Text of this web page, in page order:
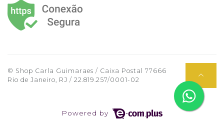
© Shop Carla Guimaraes / Caixa Postal 77666
Rio de Janeiro, RJ / 22.819.257/0001-02
Powered by